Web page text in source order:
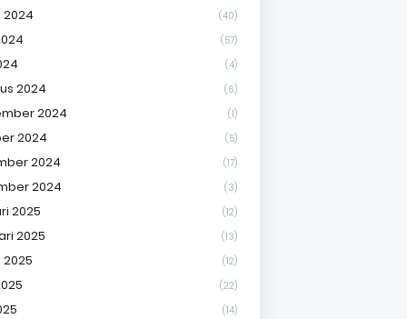
(40)
(57)
(4)
2024 (6)
2024 (1)
2024 (5)
2024 (17)
2024 (3)
2025 (12)
2025 (13)
(12)
(22)
(14)